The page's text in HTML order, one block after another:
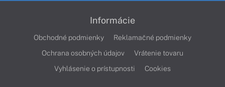
Informácie
Obchodné podmienky
Reklamačné podmienky
Ochrana osobných údajov
Vrátenie tovaru
Vyhlásenie o prístupnosti
Cookies